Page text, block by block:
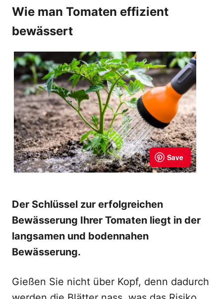
Wie man Tomaten effizient
bewässert
Der Schlüssel zur erfolgreichen
Bewässerung Ihrer Tomaten liegt in der
langsamen und bodennahen
Bewässerung.
Gießen Sie nicht über Kopf, denn dadurch